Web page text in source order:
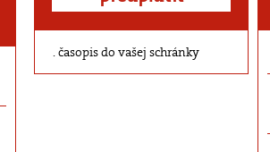
časopis do vašej schránky